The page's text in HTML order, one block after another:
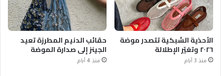
الأحذية الشبكية تتصدر موضة
٢٠٢٦ وتغيّر الإطلالة
منذ 3 أيام
حقائب الدنيم المطرزة تعيد
الجينز إلى صدارة الموضة
منذ 4 أيام